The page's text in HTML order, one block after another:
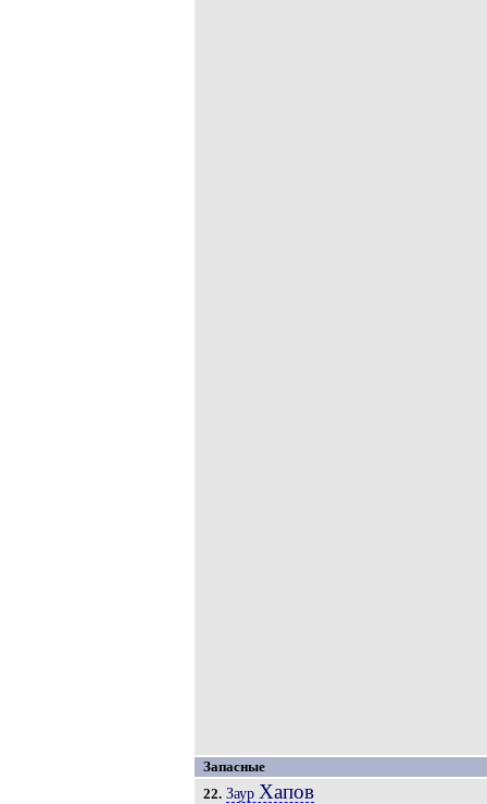
Запасные
22. Заур Хапов